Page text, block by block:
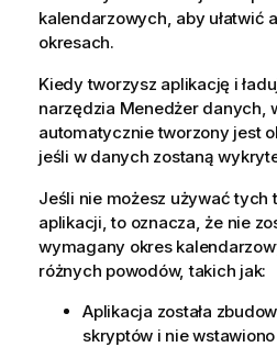
kalendarzowych, aby ułatwić
okresach.
Kiedy tworzysz aplikację i
narzędzia Menedżer danych
automatycznie tworzony jest
jeśli w danych zostaną
Jeśli nie możesz używać tych
aplikacji, to oznacza, że nie
wymagany okres
różnych powodów, takich jak:
Aplikacja została
skryptów i nie